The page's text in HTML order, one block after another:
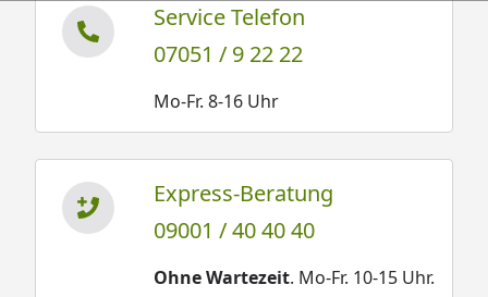
Service Telefon
07051 / 9 22 22
Mo-Fr. 8-16 Uhr
Express-Beratung
09001 / 40 40 40
Ohne Wartezeit. Mo-Fr. 10-15 Uhr.